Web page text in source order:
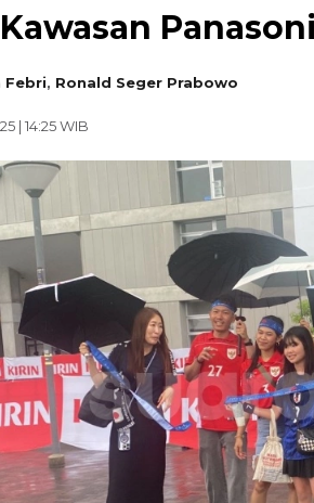
Febri, Ronald Seger Prabowo
| 14:25 WIB